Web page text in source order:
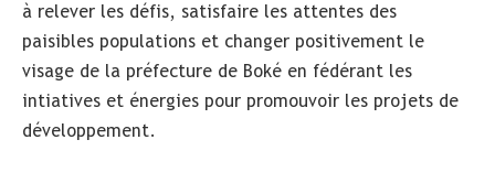
à relever les défis, satisfaire les attentes des
paisibles populations et changer positivement le
visage de la préfecture de Boké en fédérant les
intiatives et énergies pour promouvoir les projets de
développement.